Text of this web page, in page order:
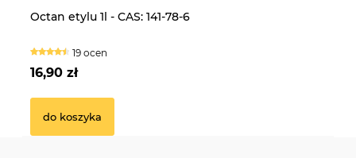
Octan etylu 1l - CAS: 141-78-6
19 ocen
16,90 zł
do koszyka
Laktoza 25kg - CAS: 63-42-3
16 ocen
239,90 zł
do koszyka